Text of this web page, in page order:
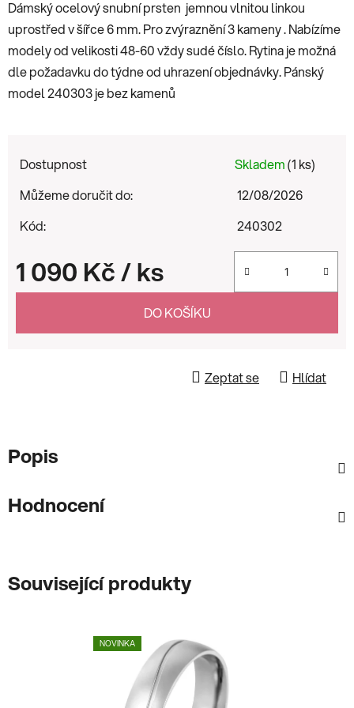
Dámský ocelový snubní prsten jemnou vlnitou linkou
uprostřed v šířce 6 mm. Pro zvýraznění 3 kameny . Nabízíme
modely od velikosti 48-60 vždy sudé číslo. Rytina je možná
dle požadavku do týdne od uhrazení objednávky. Pánský
model 240303 je bez kamenů
Dostupnost Skladem(1 ks)
Můžeme doručit do:
12/08/2026
Kód:
240302
1 090 Kč/ ks
Měrná cena:
DO KOŠÍKU
Zeptat se Hlídat
Popis
Hodnocení
Související produkty
NOVINKA